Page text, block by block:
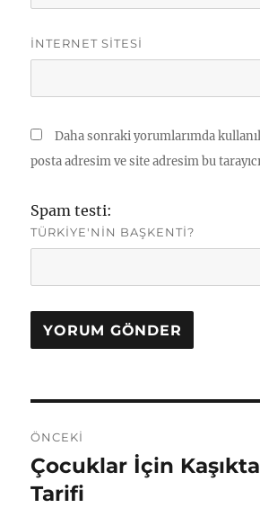
İNTERNET SITESI
Daha sonraki yorumlarımda
posta adresim ve site adresim bu
Spam testi:
TÜRKIYE'NIN BAŞKENTI?
gezinmesi
ÖNCEKI
Önceki
yazı:
Çocuklar İçin
Tarifi